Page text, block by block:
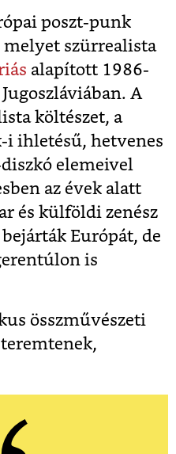
poszt-punk
melyet szürrealista
alapított 1986-
A
költészet, a
i ihletésű, hetvenes
elemeivel
az évek alatt
és külföldi zenész
Európát, de
is
összművészeti